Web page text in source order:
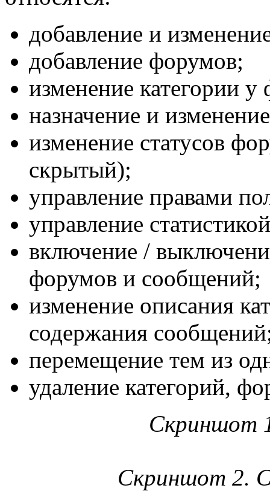
добавление и
добавление форумов;
изменение категории у
назначение и
изменение статусов
скрытый);
управление правами
управление
включение /
форумов и сообщений;
изменение описания
содержания
перемещение тем из
удаление категорий,
Скриншот
Скриншот 2.